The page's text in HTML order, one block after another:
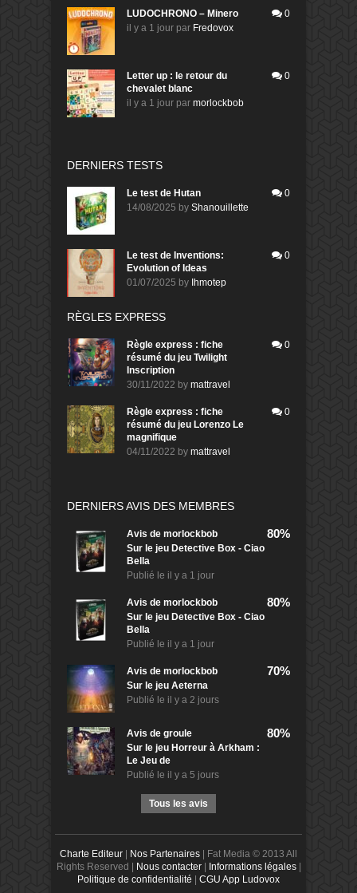
LUDOCHRONO – Minero
il y a 1 jour par Fredovox
0
Letter up : le retour du
chevalet blanc
il y a 1 jour par morlockbob
0
DERNIERS TESTS
Le test de Hutan
14/08/2025 by Shanouillette
0
Le test de Inventions:
Evolution of Ideas
01/07/2025 by Ihmotep
0
RÈGLES EXPRESS
Règle express : fiche
résumé du jeu Twilight
Inscription
30/11/2022 by mattravel
0
Règle express : fiche
résumé du jeu Lorenzo Le
magnifique
04/11/2022 by mattravel
0
DERNIERS AVIS DES MEMBRES
Avis de morlockbob
Sur le jeu Detective Box - Ciao
Bella
Publié le il y a 1 jour
80%
Avis de morlockbob
Sur le jeu Detective Box - Ciao
Bella
Publié le il y a 1 jour
80%
Avis de morlockbob
Sur le jeu Aeterna
Publié le il y a 2 jours
70%
Avis de groule
Sur le jeu Horreur à Arkham :
Le Jeu de
Publié le il y a 5 jours
80%
Tous les avis
Charte Editeur | Nos Partenaires | Fat Media © 2013 All
Rights Reserved | Nous contacter| Informations légales|
Politique de confidentialité | CGU App Ludovox